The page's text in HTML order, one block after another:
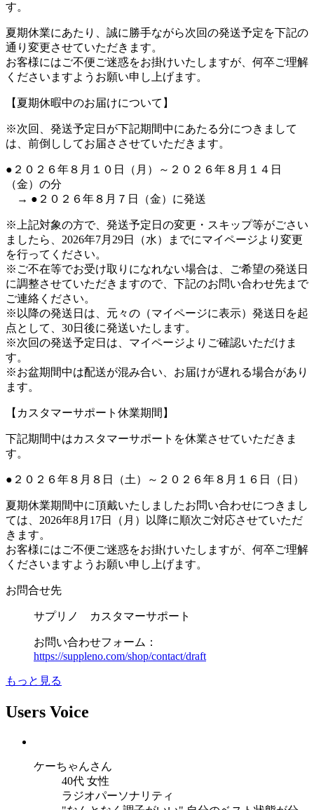
す。
夏期休業にあたり、誠に勝手ながら次回の発送予定を下記の
通り変更させていただきます。
お客様にはご不便ご迷惑をお掛けいたしますが、何卒ご理解
くださいますようお願い申し上げます。
【夏期休暇中のお届けについて】
※次回、発送予定日が下記期間中にあたる分につきまして
は、前倒ししてお届ささせていただきます。
●２０２６年８月１０日（月）～２０２６年８月１４日
（金）の分
→ ●２０２６年８月７日（金）に発送
※上記対象の方で、発送予定日の変更・スキップ等がごさい
ましたら、2026年7月29日（水）までにマイページより変更
を行ってください。
※ご不在等でお受け取りになれない場合は、ご希望の発送日
に調整させていただきますので、下記のお問い合わせ先まで
ご連絡ください。
※以降の発送日は、元々の（マイページに表示）発送日を起
点として、30日後に発送いたします。
※次回の発送予定日は、マイページよりご確認いただけま
す。
※お盆期間中は配送が混み合い、お届けが遅れる場合があり
ます。
【カスタマーサポート休業期間】
下記期間中はカスタマーサポートを休業させていただきま
す。
●２０２６年８月８日（土）～２０２６年８月１６日（日）
夏期休業期間中に頂戴いたしましたお問い合わせにつきまし
ては、2026年8月17日（月）以降に順次ご対応させていただ
きます。
お客様にはご不便ご迷惑をお掛けいたしますが、何卒ご理解
くださいますようお願い申し上げます。
お問合せ先
サプリノ カスタマーサポート
お問い合わせフォーム：
https://suppleno.com/shop/contact/draft
もっと見る
Users Voice
ケーちゃんさん
40代 女性
ラジオパーソナリティ